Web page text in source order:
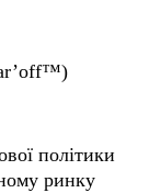
політики
увагу на
з